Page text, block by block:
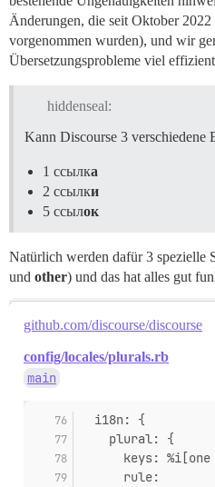
Änderungen, die seit Oktober
vorgenommen wurden), und wir
Übersetzungsprobleme viel
hiddenseal:
Kann Discourse 3 verschiedene
1 ссылка
2 ссылки
5 ссылок
Natürlich werden dafür 3 spezielle
und other) und das hat alles gut
github.com/discourse/discourse
config/locales/plurals.rb
main
  i18n: {
    plural: {
keys: %i[one
      rule: